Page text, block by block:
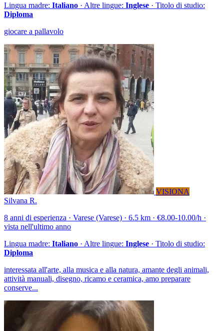
Lingua madre: Italiano · Altre lingue: Inglese · Titolo di studio:
Diploma
giocare a pallavolo
VISIONA
Silvana R.
8 anni di esperienza · Varese (Varese) · 6.5 km · €8.00-10.00/h ·
vista nell'ultimo anno
Lingua madre: Italiano · Altre lingue: Inglese · Titolo di studio:
Diploma
interessata all'arte, alla musica e alla natura, amante degli animali,
attività manuali, disegno, ricamo e ceramica, amo preparare
conserve...